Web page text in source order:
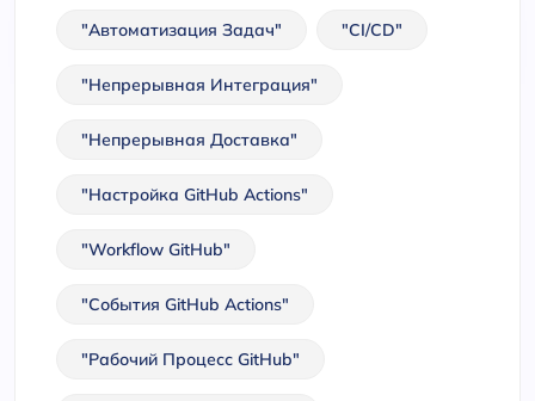
"автоматизация Задач" "CI/CD"
"непрерывная Интеграция"
"непрерывная Доставка"
"настройка GitHub Actions"
"workflow GitHub"
"события GitHub Actions"
"рабочий Процесс GitHub"